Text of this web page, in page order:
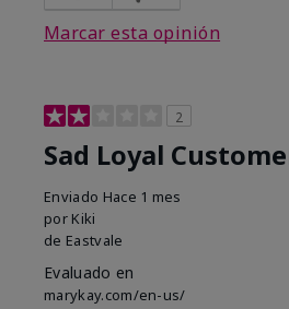
Marcar esta opinión
2
Sad Loyal
Enviado Hace 1 mes
por Kiki
de Eastvale
Evaluado en
marykay.com/en-us/